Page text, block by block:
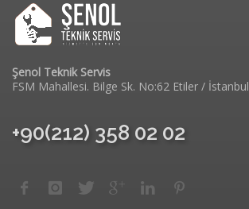
Şenol Teknik Servis
FSM Mahallesi. Bilge Sk. No:62 Etiler / İstanbul
+90(212) 358 02 02